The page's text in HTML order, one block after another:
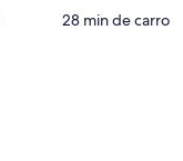
a
‪28 min de carro‬